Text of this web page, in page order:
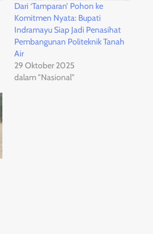
Dari ‘Tamparan’ Pohon ke
Komitmen Nyata: Bupati
Indramayu Siap Jadi Penasihat
Pembangunan Politeknik Tanah
Air
29 Oktober 2025
dalam "Nasional"